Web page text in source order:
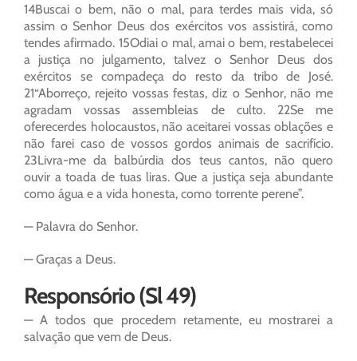
14Buscai o bem, não o mal, para terdes mais vida, só
assim o Senhor Deus dos exércitos vos assistirá, como
tendes afirmado. 15Odiai o mal, amai o bem, restabelecei
a justiça no julgamento, talvez o Senhor Deus dos
exércitos se compadeça do resto da tribo de José.
21“Aborreço, rejeito vossas festas, diz o Senhor, não me
agradam vossas assembleias de culto. 22Se me
oferecerdes holocaustos, não aceitarei vossas oblações e
não farei caso de vossos gordos animais de sacrifício.
23Livra-me da balbúrdia dos teus cantos, não quero
ouvir a toada de tuas liras. Que a justiça seja abundante
como água e a vida honesta, como torrente perene”.
— Palavra do Senhor.
— Graças a Deus.
Responsório (Sl 49)
— A todos que procedem retamente, eu mostrarei a
salvação que vem de Deus.